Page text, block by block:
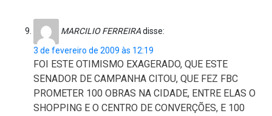
MARCILIO FERREIRAdisse:
3 de fevereiro de 2009 às 12:19
FOI ESTE OTIMISMO EXAGERADO, QUE ESTE
SENADOR DE CAMPANHA CITOU, QUE FEZ FBC
PROMETER 100 OBRAS NA CIDADE, ENTRE ELAS O
SHOPPING E O CENTRO DE CONVERÇÕES, E 100